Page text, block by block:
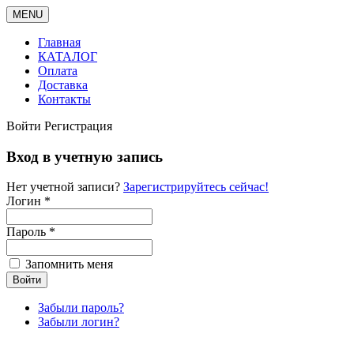
MENU
Главная
КАТАЛОГ
Оплата
Доставка
Контакты
Войти Регистрация
Вход в учетную запись
Нет учетной записи? Зарегистрируйтесь сейчас!
Логин *
Пароль *
Запомнить меня
Забыли пароль?
Забыли логин?